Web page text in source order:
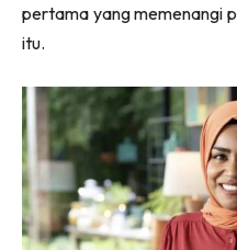
pertama yang memenangi
itu.